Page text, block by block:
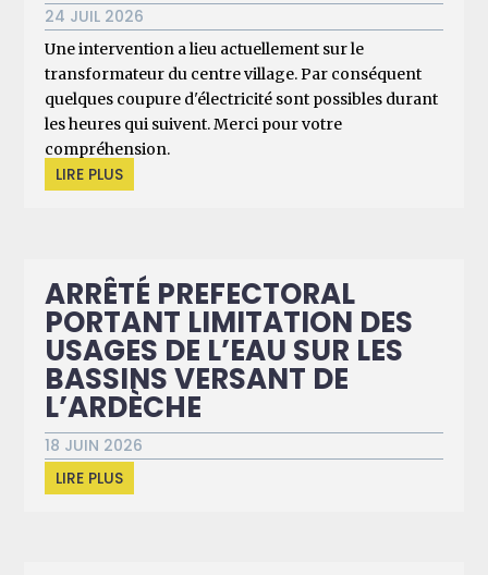
24 JUIL 2026
Une intervention a lieu actuellement sur le
transformateur du centre village. Par conséquent
quelques coupure d'électricité sont possibles durant
les heures qui suivent. Merci pour votre
compréhension.
LIRE PLUS
ARRÊTÉ PREFECTORAL
PORTANT LIMITATION DES
USAGES DE L’EAU SUR LES
BASSINS VERSANT DE
L’ARDÈCHE
18 JUIN 2026
LIRE PLUS